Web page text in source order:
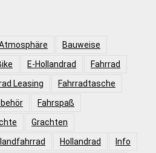
Bauweise
E-Hollandrad
Fahrrad
Leasing
Fahrradtasche
Fahrspaß
Grachten
Hollandrad
Info